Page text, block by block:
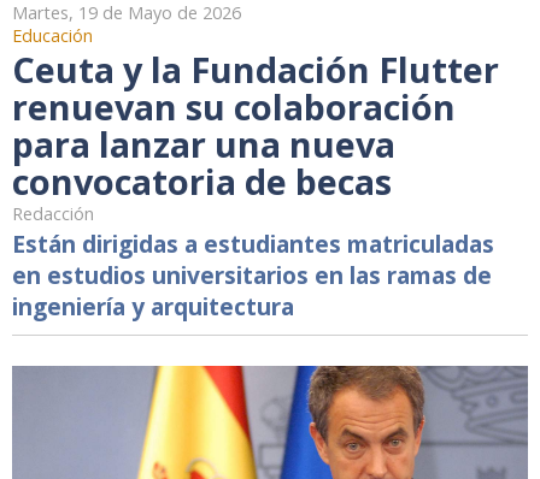
Martes, 19 de Mayo de 2026
Educación
Ceuta y la Fundación Flutter
renuevan su colaboración
para lanzar una nueva
convocatoria de becas
Redacción
Están dirigidas a estudiantes matriculadas
en estudios universitarios en las ramas de
ingeniería y arquitectura